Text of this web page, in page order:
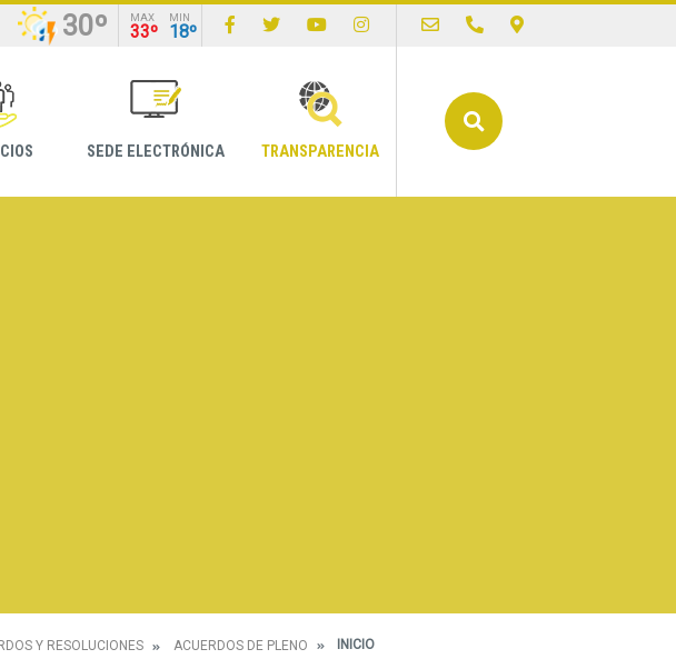
30º MAX
33º
MIN
18º
SEDE ELECTRÓNICA TRANSPARENCIA
Y RESOLUCIONES ACUERDOS DE PLENO INICIO